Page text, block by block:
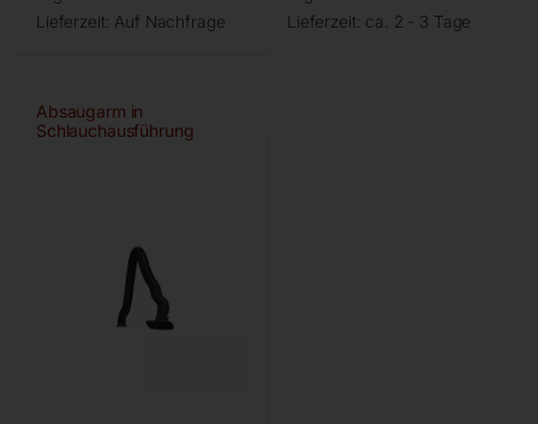
Lieferzeit: Auf Nachfrage
Lieferzeit: ca. 2 - 3 Tage
Absaugarm in
Schlauchausführung